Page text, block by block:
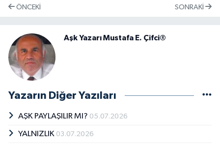
ÖNCEKI SONRAKI
Aşk Yazarı Mustafa E. Çifci®
Yazarın Diğer Yazıları
AŞK PAYLAŞILIR MI? 05.07.2026
YALNIZLIK 03.07.2026